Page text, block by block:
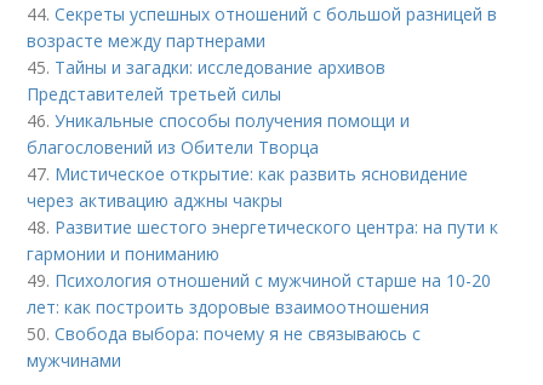
44.Секреты успешных отношений с большой разницей в
возрасте между партнерами
45. Тайны и загадки: исследование архивов
Представителей третьей силы
46.Уникальные способы получения помощи и
благословений из Обители Творца
47. Мистическое открытие: как развить ясновидение
через активацию аджны чакры
48. Развитие шестого энергетического центра: на пути к
гармонии и пониманию
49. Психология отношений с мужчиной старше на 10-20
лет: как построить здоровые взаимоотношения
50.Свобода выбора: почему я не связываюсь с
мужчинами